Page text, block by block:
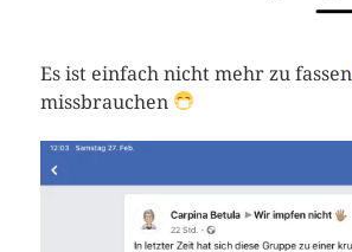
Es ist einfach nicht mehr zu fassen
missbrauchen